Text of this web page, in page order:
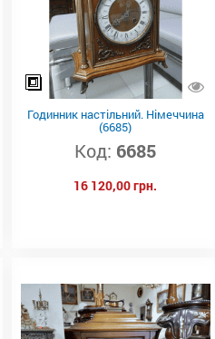
Годинник настільний. Німеччина
(6685)
Код: 6685
16 120,00 грн.